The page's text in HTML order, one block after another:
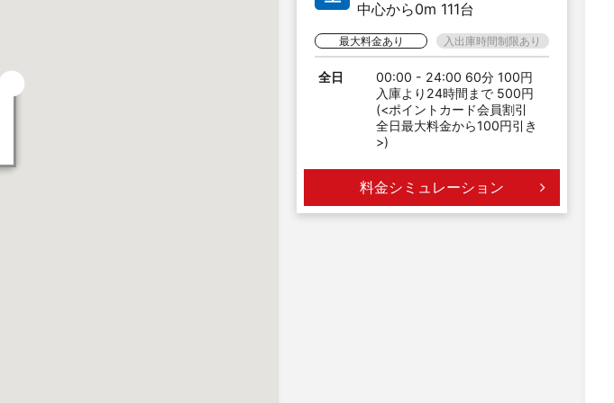
中心から0m 111台
最大料金あり 入出庫時間制限あり
全日
00:00 - 24:00 60分 100円
入庫より24時間まで 500円
(<ポイントカード会員割引
全日最大料金から100円引き
>)
料金シミュレーション